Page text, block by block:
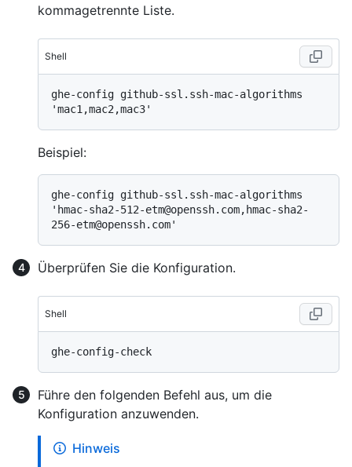
kommagetrennte Liste.
Shell
ghe-config github-ssl.ssh-mac-algorithms
Beispiel:
ghe-config github-ssl.ssh-mac-algorithms
'hmac-sha2-512-etm@openssh.com,hmac-sha2-
Überprüfen Sie die Konfiguration.
Shell
Führe den folgenden Befehl aus, um die
Konfiguration anzuwenden.
Hinweis